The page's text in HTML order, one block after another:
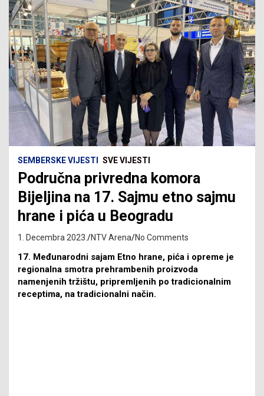
SEMBERSKE VIJESTI SVE VIJESTI
Područna privredna komora
Bijeljina na 17. Sajmu etno sajmu
hrane i pića u Beogradu
1. Decembra 2023. NTV Arena No Comments
17. Međunarodni sajam Etno hrane, pića i opreme je
regionalna smotra prehrambenih proizvoda
namenjenih tržištu, pripremljenih po tradicionalnim
receptima, na tradicionalni način.